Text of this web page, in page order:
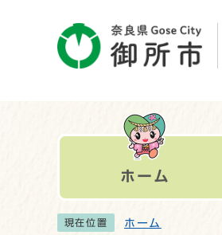
ホーム
現在位置 ホーム